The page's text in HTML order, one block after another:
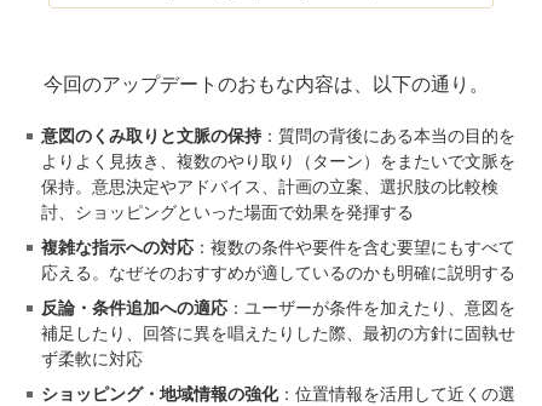
今回のアップデートのおもな内容は、以下の通り。
意図のくみ取りと文脈の保持：質問の背後にある本当の目的を
よりよく見抜き、複数のやり取り（ターン）をまたいで文脈を
保持。意思決定やアドバイス、計画の立案、選択肢の比較検
討、ショッピングといった場面で効果を発揮する
複雑な指示への対応：複数の条件や要件を含む要望にもすべて
応える。なぜそのおすすめが適しているのかも明確に説明する
反論・条件追加への適応：ユーザーが条件を加えたり、意図を
補足したり、回答に異を唱えたりした際、最初の方針に固執せ
ず柔軟に対応
ショッピング・地域情報の強化：位置情報を活用して近くの選